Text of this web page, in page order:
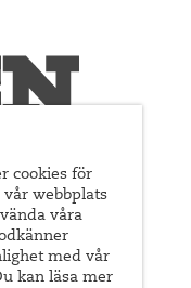
cookies för
webbplats
våra
med vår
kan läsa mer